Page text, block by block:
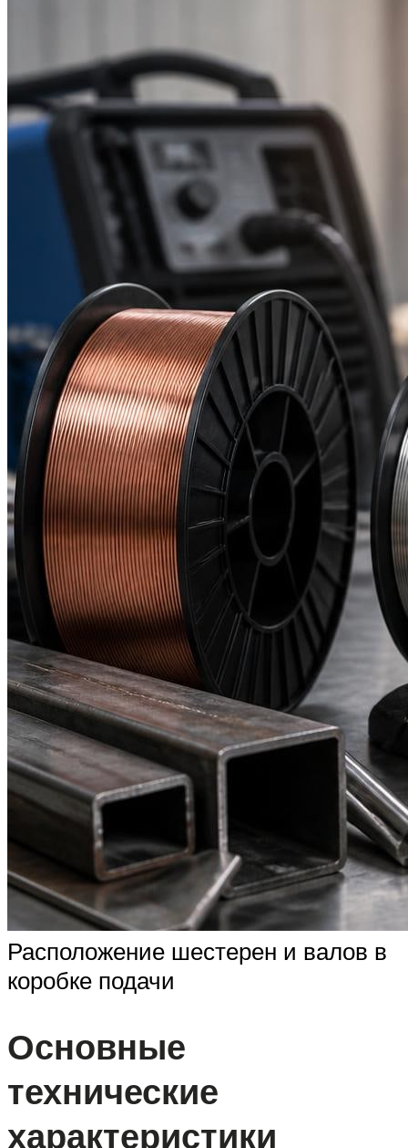
Расположение шестерен и валов в
коробке подачи
Основные
технические
характеристики